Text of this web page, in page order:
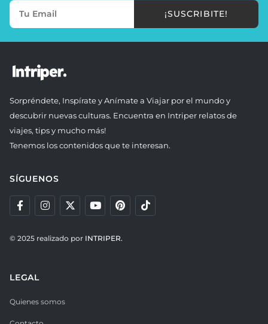
¡SUSCRIBITE!
Sorpréndete, Inspírate y Anímate a Viajar por el mundo y
descubrir nuevas culturas. Encuentra en Intriper relatos de
viajes, tips y mucho más!
Tenemos los contenidos que te interesan.
SÍGUENOS
© 2025 realizado por INTRIPER.
LEGAL
Quienes somos